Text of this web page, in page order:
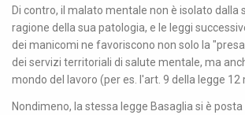
Di contro, il malato mentale non è isolato dalla
ragione della sua patologia, e le leggi
dei manicomi ne favoriscono non solo la
dei servizi territoriali di salute mentale, ma
mondo del lavoro (per es. l'art. 9 della legge 12
Nondimeno, la stessa legge Basaglia si è posta